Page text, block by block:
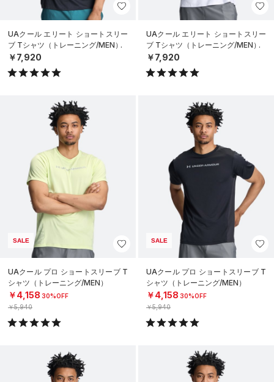
UAクール エリート ショートスリー
ブ Tシャツ（トレーニング/MEN）
￥7,920
UAクール エリート ショートスリー
ブ Tシャツ（トレーニング/MEN）
￥7,920
SALE
UAクール プロ ショートスリーブ T
シャツ（トレーニング/MEN）
￥4,158 30%OFF
￥5,940
SALE
UAクール プロ ショートスリーブ T
シャツ（トレーニング/MEN）
￥4,158 30%OFF
￥5,940